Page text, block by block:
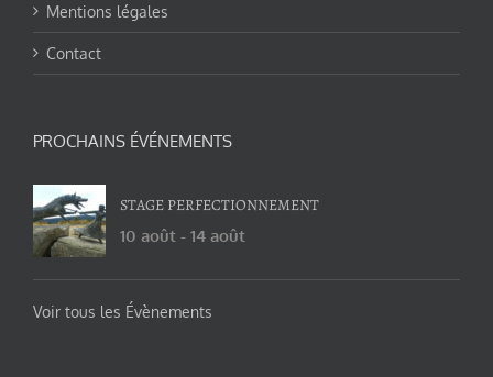
Mentions légales
Contact
PROCHAINS ÉVÉNEMENTS
STAGE PERFECTIONNEMENT
10 août - 14 août
Voir tous les Évènements